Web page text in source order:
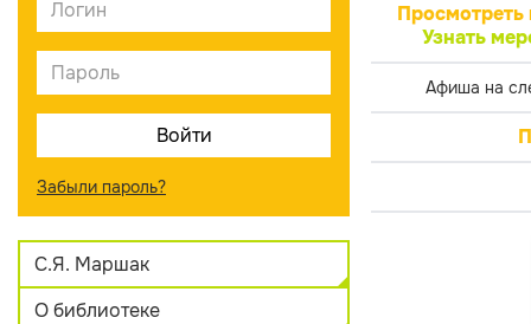
Забыли пароль?
С.Я. Маршак
О библиотеке
Просмотреть
Узнать
Афиша на